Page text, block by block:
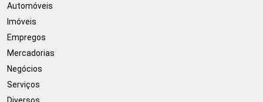
Automóveis
Imóveis
Empregos
Mercadorias
Negócios
Serviços